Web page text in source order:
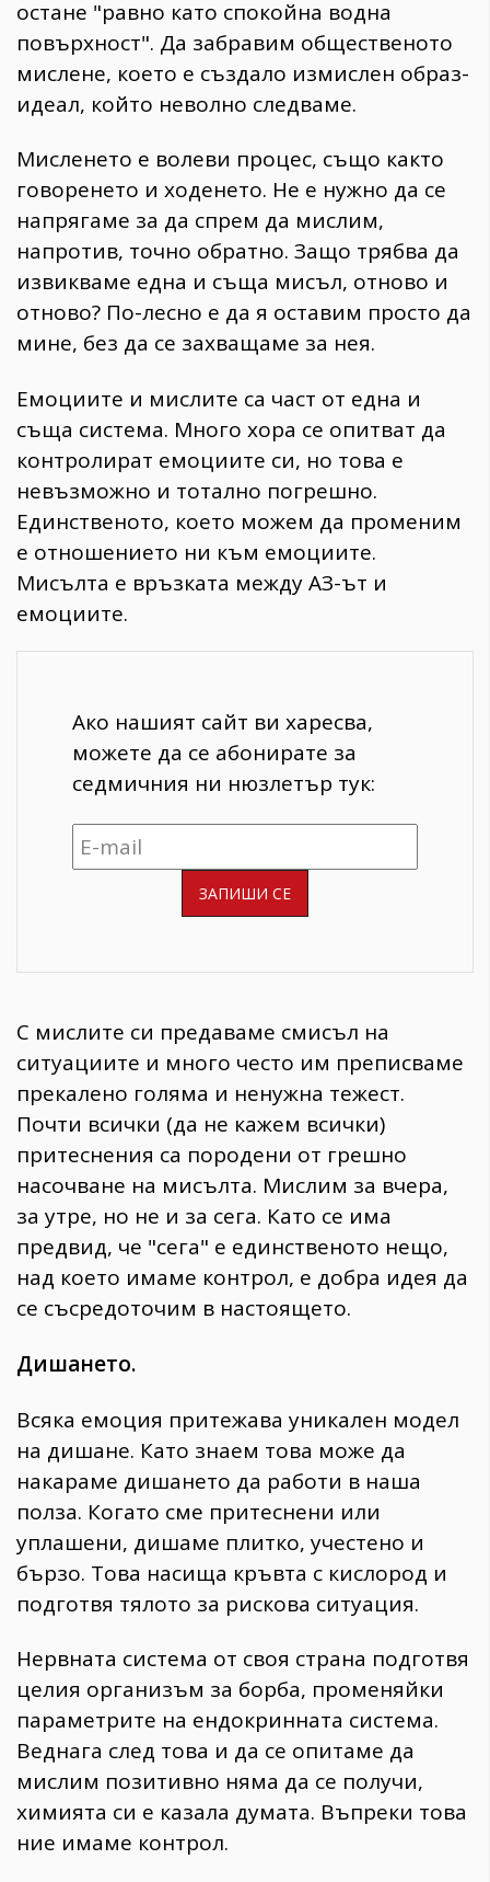
остане "равно като спокойна водна
повърхност". Да забравим общественото
мислене, което е създало измислен образ-
идеал, който неволно следваме.
Мисленето е волеви процес, също както
говоренето и ходенето. Не е нужно да се
напрягаме за да спрем да мислим,
напротив, точно обратно. Защо трябва да
извикваме една и съща мисъл, отново и
отново? По-лесно е да я оставим просто да
мине, без да се захващаме за нея.
Емоциите и мислите са част от една и
съща система. Много хора се опитват да
контролират емоциите си, но това е
невъзможно и тотално погрешно.
Единственото, което можем да променим
е отношението ни към емоциите.
Мисълта е връзката между АЗ-ът и
емоциите.
Ако нашият сайт ви харесва,
можете да се абонирате за
седмичния ни нюзлетър тук:
С мислите си предаваме смисъл на
ситуациите и много често им преписваме
прекалено голяма и ненужна тежест.
Почти всички (да не кажем всички)
притеснения са породени от грешно
насочване на мисълта. Мислим за вчера,
за утре, но не и за сега. Като се има
предвид, че "сега" е единственото нещо,
над което имаме контрол, е добра идея да
се съсредоточим в настоящето.
Дишането.
Всяка емоция притежава уникален модел
на дишане. Като знаем това може да
накараме дишането да работи в наша
полза. Когато сме притеснени или
уплашени, дишаме плитко, учестено и
бързо. Това насища кръвта с кислород и
подготвя тялото за рискова ситуация.
Нервната система от своя страна подготвя
целия организъм за борба, променяйки
параметрите на ендокринната система.
Веднага след това и да се опитаме да
мислим позитивно няма да се получи,
химията си е казала думата. Въпреки това
ние имаме контрол.